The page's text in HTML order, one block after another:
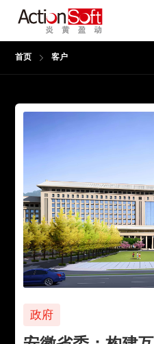
首页 客户
政府